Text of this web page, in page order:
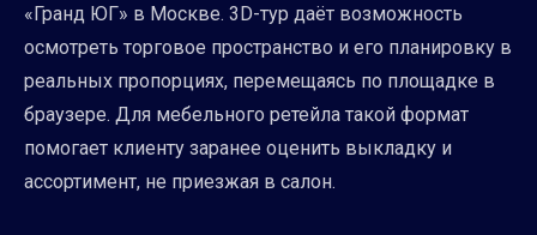
«Гранд ЮГ» в Москве. 3D-тур даёт возможность
осмотреть торговое пространство и его планировку в
реальных пропорциях, перемещаясь по площадке в
браузере. Для мебельного ретейла такой формат
помогает клиенту заранее оценить выкладку и
ассортимент, не приезжая в салон.